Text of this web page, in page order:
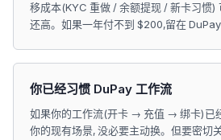
移成本(KYC 重做 / 余额提现 / 新卡习惯)
还高。如果一年付不到 $200,留在 DuPay
你已经习惯 DuPay 工作流
如果你的工作流(开卡 → 充值 → 绑卡)已
你的现有场景, 没必要主动换。但要密切